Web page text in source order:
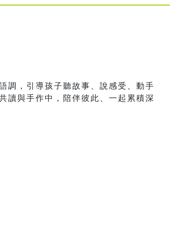
調，引導孩子聽故事、說感受、動手
讀與手作中，陪伴彼此、一起累積深